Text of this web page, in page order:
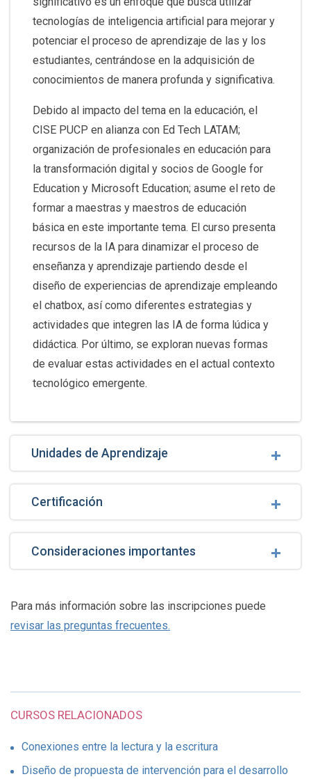
tecnologías de inteligencia artificial para mejorar y
potenciar el proceso de aprendizaje de las y los
estudiantes, centrándose en la adquisición de
conocimientos de manera profunda y significativa.
Debido al impacto del tema en la educación, el
CISE PUCP en alianza con Ed Tech LATAM;
organización de profesionales en educación para
la transformación digital y socios de Google for
Education y Microsoft Education; asume el reto de
formar a maestras y maestros de educación
básica en este importante tema. El curso presenta
recursos de la IA para dinamizar el proceso de
enseñanza y aprendizaje partiendo desde el
diseño de experiencias de aprendizaje empleando
el chatbox, así como diferentes estrategias y
actividades que integren las IA de forma lúdica y
didáctica. Por último, se exploran nuevas formas
de evaluar estas actividades en el actual contexto
tecnológico emergente.
Unidades de Aprendizaje
Certificación
Consideraciones importantes
Para más información sobre las inscripciones puede
revisar las preguntas frecuentes.
CURSOS RELACIONADOS
Conexiones entre la lectura y la escritura
Diseño de propuesta de intervención para el desarrollo